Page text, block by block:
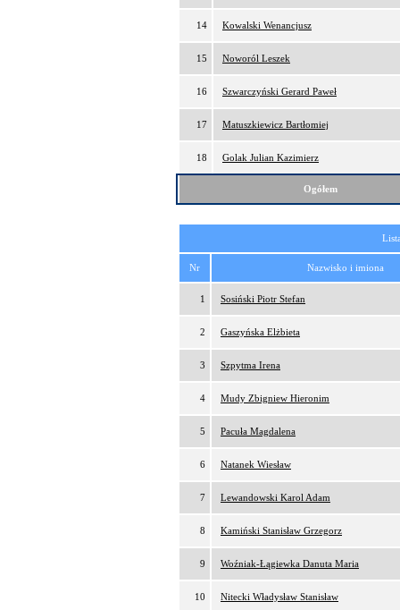
14 Kowalski Wenancjusz
15 Noworól Leszek
16 Szwarczyński Gerard Paweł
17 Matuszkiewicz Bartłomiej
18 Golak Julian Kazimierz
Ogółem
Nr Nazwisko i imiona
1 Sosiński Piotr Stefan
2 Gaszyńska Elżbieta
3 Szpytma Irena
4 Mudy Zbigniew Hieronim
5 Pacuła Magdalena
6 Natanek Wiesław
7 Lewandowski Karol Adam
8 Kamiński Stanisław Grzegorz
9 Woźniak-Łągiewka Danuta Maria
10 Nitecki Władysław Stanisław